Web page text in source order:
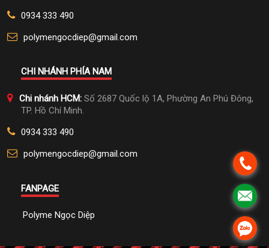
0934 333 490
polymengocdiep@gmail.com
CHI NHÁNH PHÍA NAM
Chi nhánh HCM: Số 2687 Quốc lộ 1A, Phường An Phú Đông,
TP. Hồ Chí Minh.
0934 333 490
polymengocdiep@gmail.com
FANPAGE
Polyme Ngọc Diệp